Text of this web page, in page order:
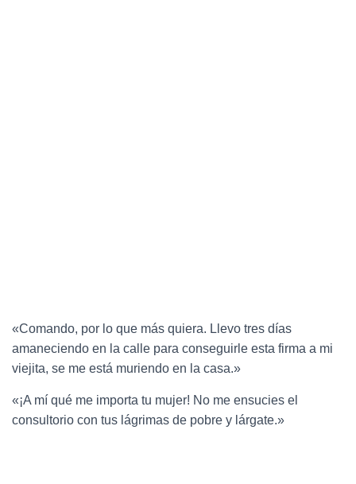
«Comando, por lo que más quiera. Llevo tres días
amaneciendo en la calle para conseguirle esta firma a mi
viejita, se me está muriendo en la casa.»
«¡A mí qué me importa tu mujer! No me ensucies el
consultorio con tus lágrimas de pobre y lárgate.»